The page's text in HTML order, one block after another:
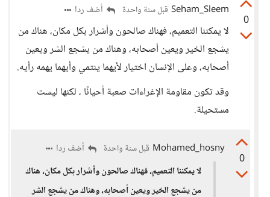
0
Seham_Sleem قبل سنة واحدة أضف ردا
لا يمكننا التعميم، فهناك صالحون وأشرار بكل مكان، هناك من
يشجع الخير ويعين أصحابه، وهناك من يشجع الشر ويعين
أصحابه، وعلى الإنسان اختيار لأيهما ينتمي وأيهما يهمه رأيه.
وقد تكون مقاومة الإغراءات صعبة أحيانًا ، لكنها ليست
مستحيلة.
0
Mohamed_hosny قبل سنة واحدة
أضف ردا
لا يمكننا التعميم، فهناك صالحون وأشرار بكل مكان، هناك
من يشجع الخير ويعين أصحابه، وهناك من يشجع الشر